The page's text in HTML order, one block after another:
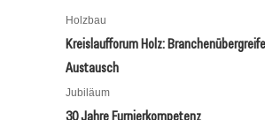
Holzbau
Kreislaufforum Holz:
Austausch
Jubiläum
30 Jahre Furnierkompetenz